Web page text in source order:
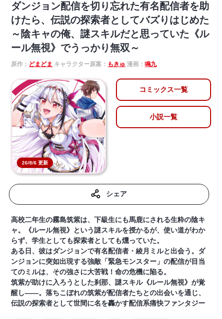
ダンジョン配信を切り忘れた有名配信者を助
けたら、伝説の探索者としてバズりはじめた
～陰キャの俺、謎󠄀スキルだと思っていた《ル
ール無視》でうっかり無双～
原作： どまどま キャラクター原案： もきゅ 漫画：鳴九
26/8/6 更新
コミックス一覧
小説一覧
シェア
高校二年生の霧島筑紫は、下級生にも馬鹿にされる生粋の陰キ
ャ。《ルール無視》という謎スキルを授かるが、使い道がわか
らず、学生としても探索者としても燻っていた。
ある日、彼はダンジョンで有名配信者・綾月ミルと出会う。ダ
ンジョンに突如出現する強敵「緊急モンスター」の配信が目当
てのミルは、その強さに大苦戦！命の危機に陥る。
筑紫が助けに入ろうとした刹那、謎スキル《ルール無視》が覚
醒し――。落ちこぼれの筑紫が配信者たちとの出会いを通じ、
伝説の探索者として世間に名を轟かす配信系痛快ファンタジー